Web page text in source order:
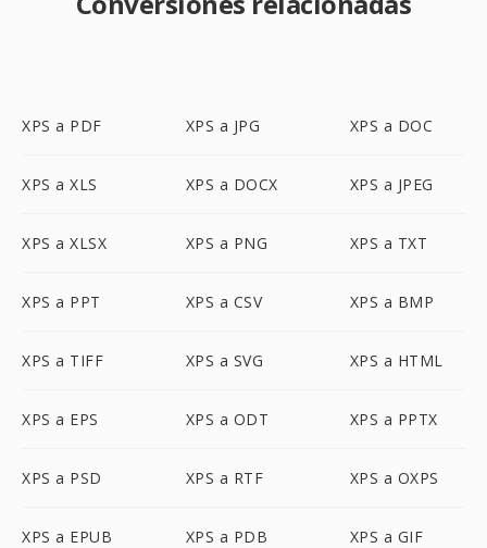
XPS a PDF XPS a JPG XPS a DOC
XPS a XLS XPS a DOCX XPS a JPEG
XPS a XLSX XPS a PNG XPS a TXT
XPS a PPT XPS a CSV XPS a BMP
XPS a TIFF XPS a SVG XPS a HTML
XPS a EPS XPS a ODT XPS a PPTX
XPS a PSD XPS a RTF XPS a OXPS
XPS a EPUB XPS a PDB XPS a GIF